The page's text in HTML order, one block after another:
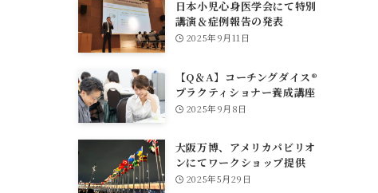
日本小児心身医学会にて特別
講演＆症例報告の発表
2025年9月11日
【Q＆A】コーチングダイス®
プラクティショナー養成講座
について
2025年9月8日
大阪万博、アメリカパビリオ
ンにてワークショップ提供
2025年5月29日